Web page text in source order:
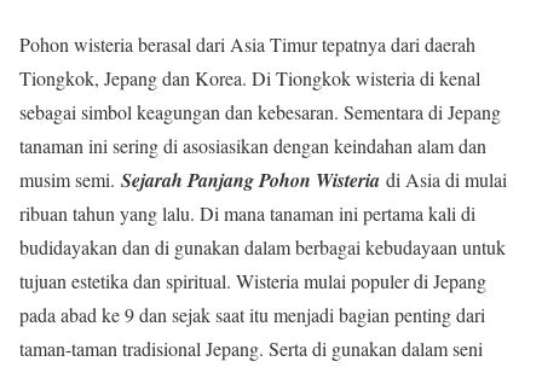
Pohon wisteria berasal dari Asia Timur tepatnya dari daerah
Tiongkok, Jepang dan Korea. Di Tiongkok wisteria di kenal
sebagai simbol keagungan dan kebesaran. Sementara di Jepang
tanaman ini sering di asosiasikan dengan keindahan alam dan
musim semi. Sejarah Panjang Pohon Wisteria di Asia di mulai
ribuan tahun yang lalu. Di mana tanaman ini pertama kali di
budidayakan dan di gunakan dalam berbagai kebudayaan untuk
tujuan estetika dan spiritual. Wisteria mulai populer di Jepang
pada abad ke 9 dan sejak saat itu menjadi bagian penting dari
taman-taman tradisional Jepang. Serta di gunakan dalam seni